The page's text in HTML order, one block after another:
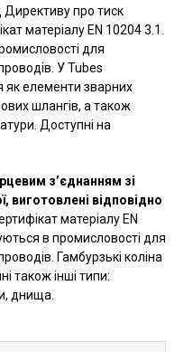
Директиву про тиск
матеріалу EN 10204 3.1.
для
У Tubes
як елементи зварних
шлангів, а також
Доступні на
з’єднанням зі
виготовлені відповідно
матеріалу EN
в промисловості для
Гамбурзькі коліна
також інші типи:
днища.